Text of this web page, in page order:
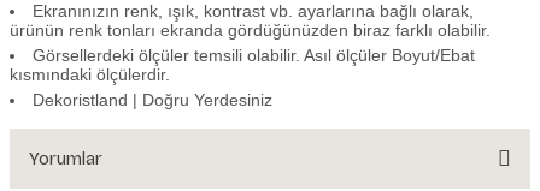
Ekranınızın renk, ışık, kontrast vb. ayarlarına bağlı olarak,
ürünün renk tonları ekranda gördüğünüzden biraz farklı olabilir.
Görsellerdeki ölçüler temsili olabilir. Asıl ölçüler Boyut/Ebat
kısmındaki ölçülerdir.
Dekoristland | Doğru Yerdesiniz
Yorumlar